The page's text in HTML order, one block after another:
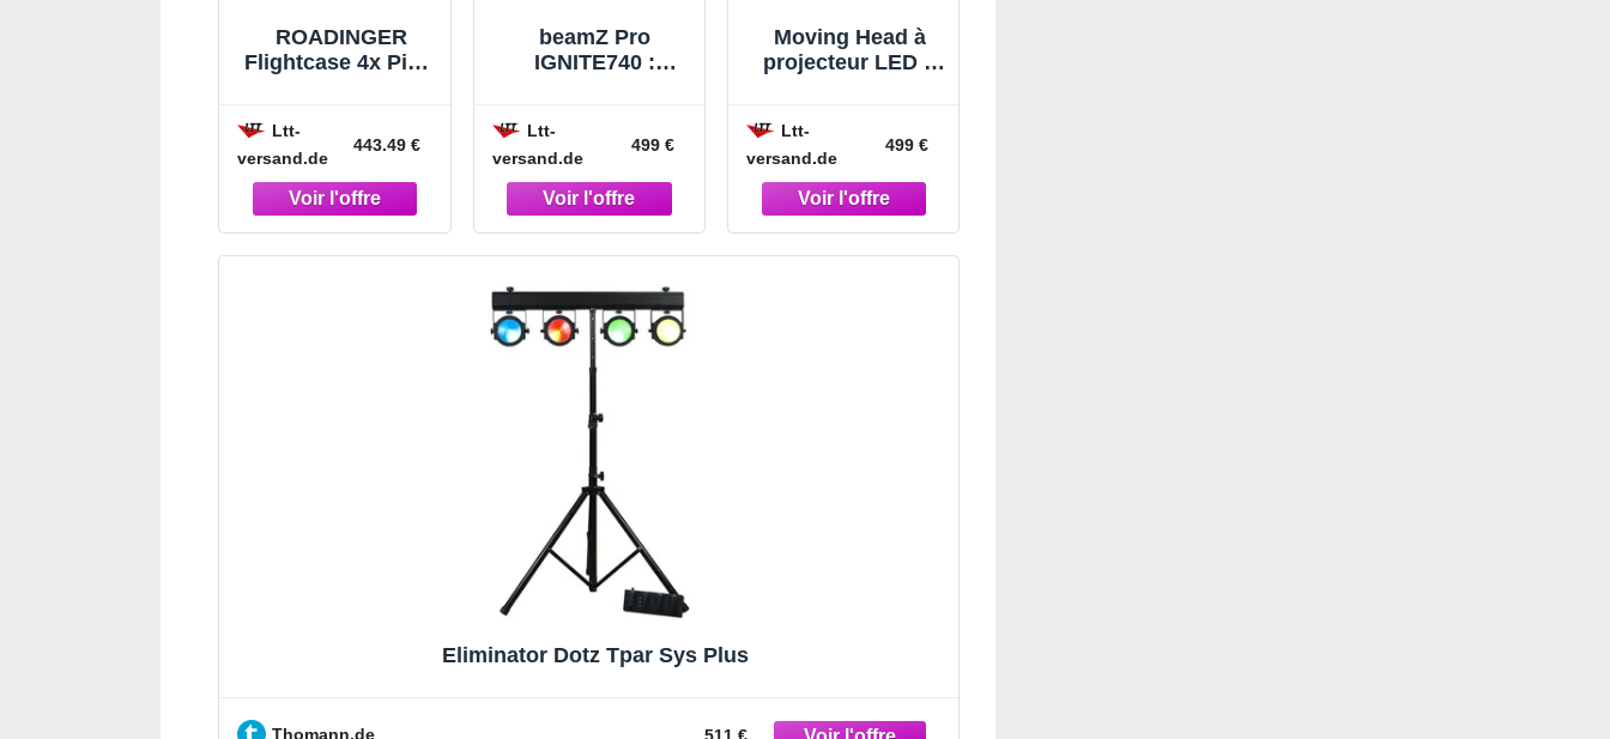
ROADINGER
Flightcase 4x Pixel
roulettes - Étuis
pour appareils
Ltt-
versand.de
443.49 €
beamZ Pro
IGNITE740 :
wash et zoom, 7 x
40 W - Moving
Head Washer
Ltt-
versand.de
499 €
Moving Head à
projecteur LED «
avec zoom -
Moving Head
Washer
Ltt-
versand.de
499 €
Eliminator Dotz Tpar Sys Plus
Thomann.de 511 €